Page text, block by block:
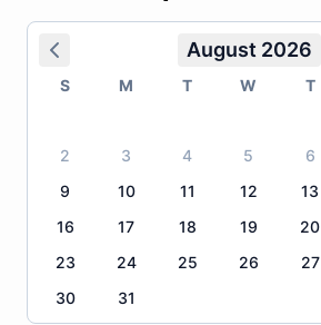
August 2026
S M T W T
2
3 4 5 6
9
10 11 12 13
16
17 18 19 20
23
24 25 26 27
30
31